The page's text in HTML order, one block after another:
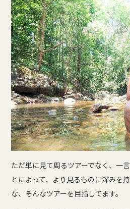
ただ単に見て周るツアーでなく、一
とによって、より見るものに深みを
な、そんなツアーを目指してます。